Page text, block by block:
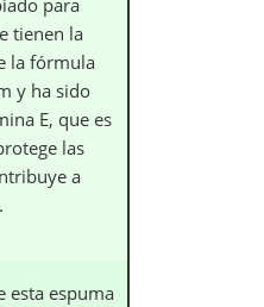
tienen la
la fórmula
y ha sido
E, que es
las
a
esta espuma